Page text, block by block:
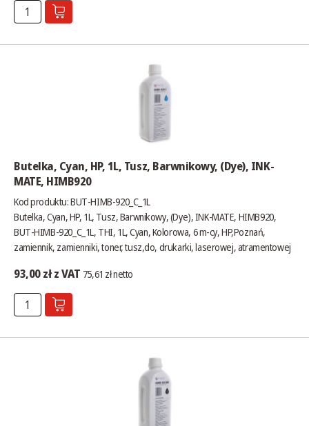
Butelka, Cyan, HP, 1L, Tusz, Barwnikowy, (Dye), INK-
MATE, HIMB920
Kod produktu: BUT-HIMB-920_C_1L
Butelka, Cyan, HP, 1L, Tusz, Barwnikowy, (Dye), INK-MATE, HIMB920,
BUT-HIMB-920_C_1L, THI, 1L, Cyan, Kolorowa, 6 m-cy, HP,Poznań,
zamiennik, zamienniki, toner, tusz,do, drukarki, laserowej, atramentowej
93,00 zł z VAT 75,61 zł netto